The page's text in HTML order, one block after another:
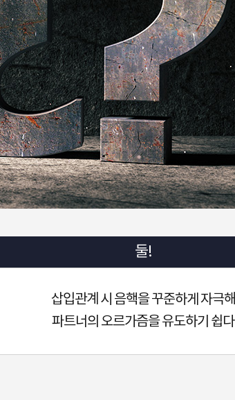
둘!
삽입관계 시 음핵을 꾸준하게 자극해
파트너의 오르가즘을 유도하기 쉽다